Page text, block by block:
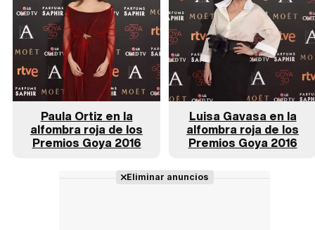
Paula Ortiz en la
alfombra roja de los
Premios Goya 2016
Luisa Gavasa en la
alfombra roja de los
Premios Goya 2016
Eliminar anuncios